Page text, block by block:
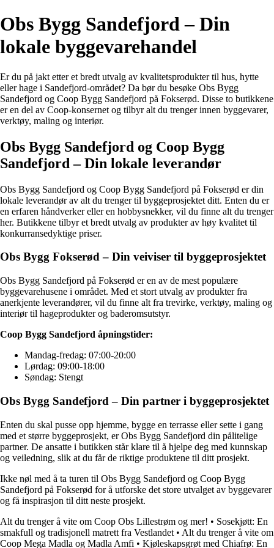
Obs Bygg Sandefjord – Din
lokale byggevarehandel
Er du på jakt etter et bredt utvalg av kvalitetsprodukter til hus, hytte
eller hage i Sandefjord-området? Da bør du besøke Obs Bygg
Sandefjord og Coop Bygg Sandefjord på Fokserød. Disse to butikkene
er en del av Coop-konsernet og tilbyr alt du trenger innen byggevarer,
verktøy, maling og interiør.
Obs Bygg Sandefjord og Coop Bygg
Sandefjord – Din lokale leverandør
Obs Bygg Sandefjord og Coop Bygg Sandefjord på Fokserød er din
lokale leverandør av alt du trenger til byggeprosjektet ditt. Enten du er
en erfaren håndverker eller en hobbysnekker, vil du finne alt du trenger
her. Butikkene tilbyr et bredt utvalg av produkter av høy kvalitet til
konkurransedyktige priser.
Obs Bygg Fokserød – Din veiviser til byggeprosjektet
Obs Bygg Sandefjord på Fokserød er en av de mest populære
byggevarehusene i området. Med et stort utvalg av produkter fra
anerkjente leverandører, vil du finne alt fra trevirke, verktøy, maling og
interiør til hageprodukter og baderomsutstyr.
Coop Bygg Sandefjord åpningstider:
Mandag-fredag: 07:00-20:00
Lørdag: 09:00-18:00
Søndag: Stengt
Obs Bygg Sandefjord – Din partner i byggeprosjektet
Enten du skal pusse opp hjemme, bygge en terrasse eller sette i gang
med et større byggeprosjekt, er Obs Bygg Sandefjord din pålitelige
partner. De ansatte i butikken står klare til å hjelpe deg med kunnskap
og veiledning, slik at du får de riktige produktene til ditt prosjekt.
Ikke nøl med å ta turen til Obs Bygg Sandefjord og Coop Bygg
Sandefjord på Fokserød for å utforske det store utvalget av byggevarer
og få inspirasjon til ditt neste prosjekt.
Alt du trenger å vite om Coop Obs Lillestrøm og mer! • Sosekjøtt: En
smakfull og tradisjonell matrett fra Vestlandet • Alt du trenger å vite om
Coop Mega Madla og Madla Amfi • Kjøleskapsgrøt med Chiafrø: En